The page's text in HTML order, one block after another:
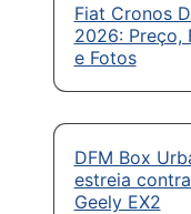
Fiat Cronos
2026: Preço,
e Fotos
DFM Box
estreia
Geely EX2